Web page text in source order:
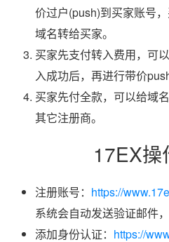
价过户(push)到买家账号
域名转给买家。
买家先支付转入费用，可
入成功后，再进行带价
买家先付全款，可以给域
其它注册商。
17EX操
注册账号： https://
系统会自动发送验证邮件
添加身份认证： https://